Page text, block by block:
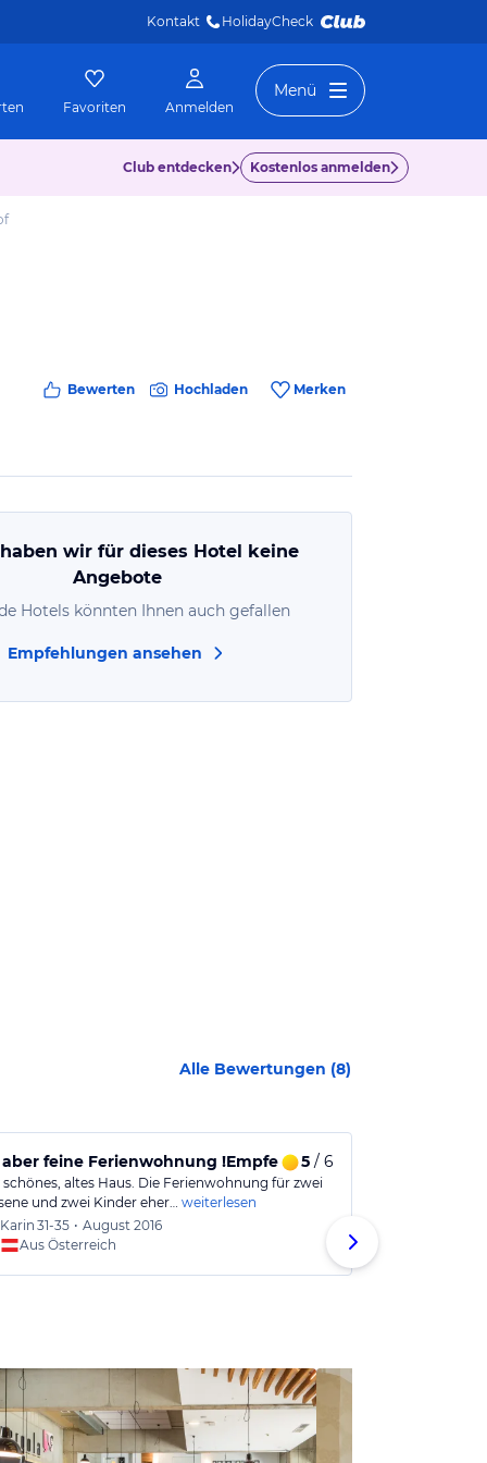
Kontakt HolidayCheck
Favoriten Anmelden
Menü
Club entdecken Kostenlos anmelden
Bewerten Hochladen Merken
wir für dieses Hotel keine
Angebote
Hotels könnten Ihnen auch gefallen
Empfehlungen ansehen
Alle Bewertungen (8)
feine Ferienwohnung !Empfehlenswert!
5/ 6
schönes, altes Haus. Die Ferienwohnung für zwei
und zwei Kinder eher… weiterlesen
Karin 31-35 • August 2016
Aus Österreich